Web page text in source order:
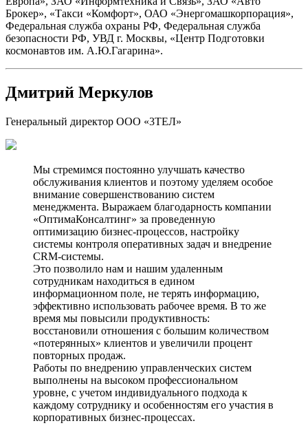
Брокер», «Такси «Комфорт», ОАО «Энергомашкорпорация»,
Федеральная служба охраны РФ, Федеральная служба
безопасности РФ, УВД г. Москвы, «Центр Подготовки
космонавтов им. А.Ю.Гагарина».
Дмитрий Меркулов
Генеральный директор ООО «3ТЕЛ»
Мы стремимся постоянно улучшать качество
обслуживания клиентов и поэтому уделяем особое
внимание совершенствованию систем
менеджмента. Выражаем благодарность компании
«ОптимаКонсалтинг» за проведенную
оптимизацию бизнес-процессов, настройку
системы контроля оперативных задач и внедрение
CRM-системы.
Это позволило нам и нашим удаленным
сотрудникам находиться в едином
информационном поле, не терять информацию,
эффективно использовать рабочее время. В то же
время мы повысили продуктивность:
восстановили отношения с большим количеством
«потерянных» клиентов и увеличили процент
повторных продаж.
Работы по внедрению управленческих систем
выполнены на высоком профессиональном
уровне, с учетом индивидуального подхода к
каждому сотруднику и особенностям его участия в
корпоративных бизнес-процессах.